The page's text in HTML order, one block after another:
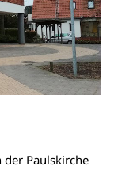
Paulskirche